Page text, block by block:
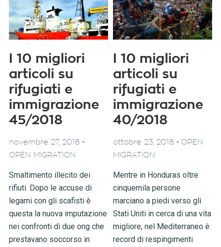
I 10 migliori
articoli su
rifugiati e
immigrazione
45/2018
novembre 27, 2018 -
OPEN MIGRATION
Smaltimento illecito dei
rifiuti. Dopo le accuse di
legami con gli scafisti è
questa la nuova imputazione
nei confronti di due ong che
prestavano soccorso in
I 10 migliori
articoli su
rifugiati e
immigrazione
40/2018
ottobre 23, 2018 - OPEN
MIGRATION
Mentre in Honduras oltre
cinquemila persone
marciano a piedi verso gli
Stati Uniti in cerca di una vita
migliore, nel Mediterraneo è
record di respingimenti